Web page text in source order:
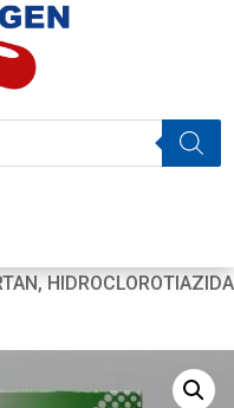
HIDROCLOROTIAZIDA